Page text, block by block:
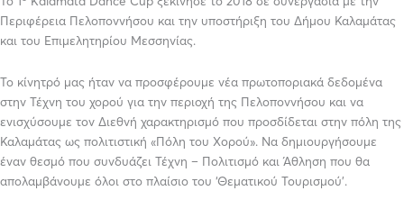
Περιφέρεια Πελοποννήσου και την υποστήριξη του Δήμου Καλαμάτας
και του Επιμελητηρίου Μεσσηνίας.
Το κίνητρό μας ήταν να προσφέρουμε νέα πρωτοποριακά δεδομένα
στην Τέχνη του χορού για την περιοχή της Πελοποννήσου και να
ενισχύσουμε τον Διεθνή χαρακτηρισμό που προσδίδεται στην πόλη της
Καλαμάτας ως πολιτιστική «Πόλη του Χορού». Να δημιουργήσουμε
έναν θεσμό που συνδυάζει Τέχνη – Πολιτισμό και Άθληση που θα
απολαμβάνουμε όλοι στο πλαίσιο του ‘Θεματικού Τουρισμού’.